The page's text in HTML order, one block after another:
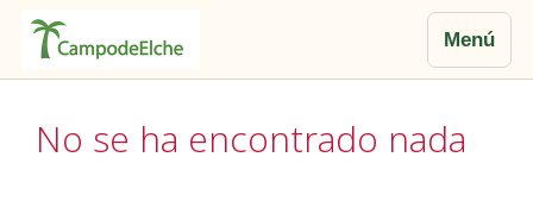
Menú
contenidoNo se ha encontrado nada